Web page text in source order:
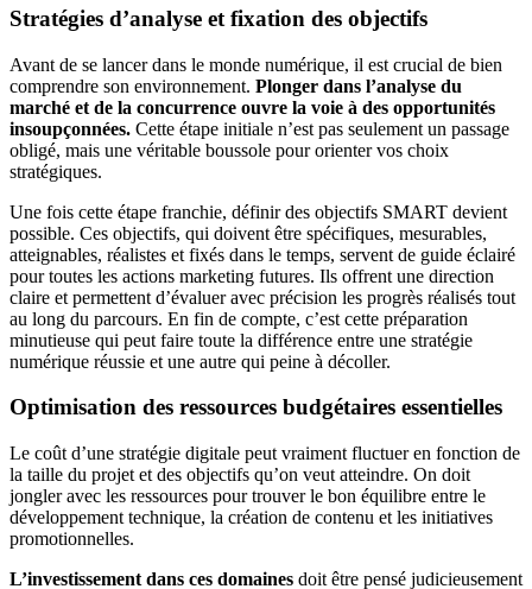
Stratégies d’analyse et fixation des objectifs
Avant de se lancer dans le monde numérique, il est crucial de bien
comprendre son environnement. Plonger dans l’analyse du
marché et de la concurrence ouvre la voie à des opportunités
insoupçonnées. Cette étape initiale n’est pas seulement un passage
obligé, mais une véritable boussole pour orienter vos choix
stratégiques.
Une fois cette étape franchie, définir des objectifs SMART devient
possible. Ces objectifs, qui doivent être spécifiques, mesurables,
atteignables, réalistes et fixés dans le temps, servent de guide éclairé
pour toutes les actions marketing futures. Ils offrent une direction
claire et permettent d’évaluer avec précision les progrès réalisés tout
au long du parcours. En fin de compte, c’est cette préparation
minutieuse qui peut faire toute la différence entre une stratégie
numérique réussie et une autre qui peine à décoller.
Optimisation des ressources budgétaires essentielles
Le coût d’une stratégie digitale peut vraiment fluctuer en fonction de
la taille du projet et des objectifs qu’on veut atteindre. On doit
jongler avec les ressources pour trouver le bon équilibre entre le
développement technique, la création de contenu et les initiatives
promotionnelles.
L’investissement dans ces domaines doit être pensé judicieusement